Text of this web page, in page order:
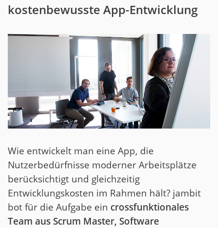
kostenbewusste App-Entwicklung
Wie entwickelt man eine App, die
Nutzerbedürfnisse moderner Arbeitsplätze
berücksichtigt und gleichzeitig
Entwicklungskosten im Rahmen hält? jambit
bot für die Aufgabe ein crossfunktionales
Team aus Scrum Master, Software